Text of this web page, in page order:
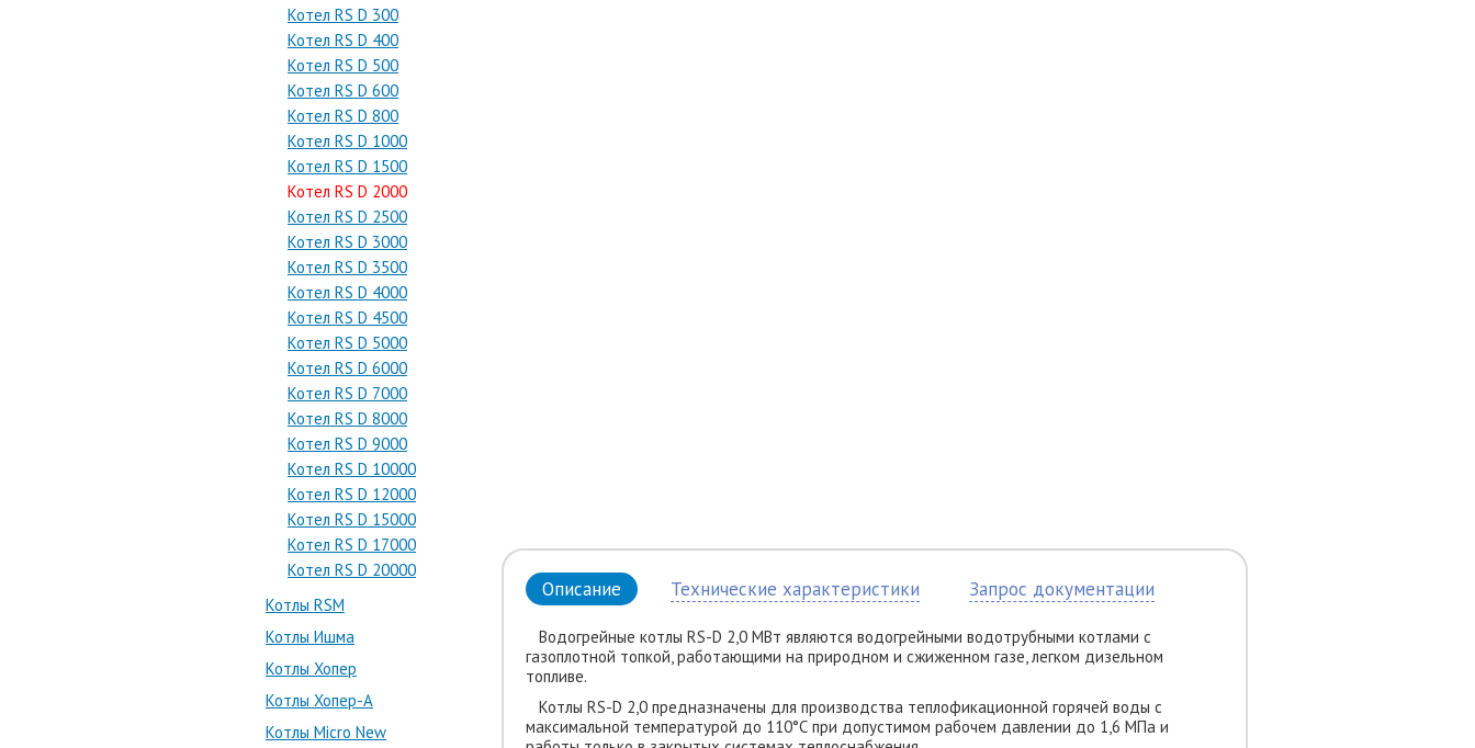
Котел RS D 300
Котел RS D 400
Котел RS D 500
Котел RS D 600
Котел RS D 800
Котел RS D 1000
Котел RS D 1500
Котел RS D 2000
Котел RS D 2500
Котел RS D 3000
Котел RS D 3500
Котел RS D 4000
Котел RS D 4500
Котел RS D 5000
Котел RS D 6000
Котел RS D 7000
Котел RS D 8000
Котел RS D 9000
Котел RS D 10000
Котел RS D 12000
Котел RS D 15000
Котел RS D 17000
Котел RS D 20000
Котлы RSM
Котлы Ишма
Котлы Хопер
Котлы Хопер-А
Котлы Micro New
Описание Технические характеристики Запрос документации
Водогрейные котлы RS-D 2,0 МВт являются водогрейными водотрубными котлами с
газоплотной топкой, работающими на природном и сжиженном газе, легком дизельном
топливе.
Котлы RS-D 2,0 предназначены для производства теплофикационной горячей воды с
максимальной температурой до 110°С при допустимом рабочем давлении до 1,6 МПа и